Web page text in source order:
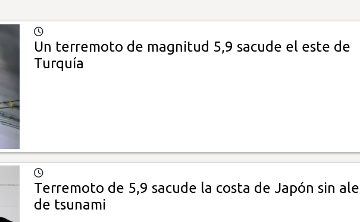
Un terremoto de magnitud 5,9 sacude el este de
Turquía
Terremoto de 5,9 sacude la costa de Japón sin
de tsunami